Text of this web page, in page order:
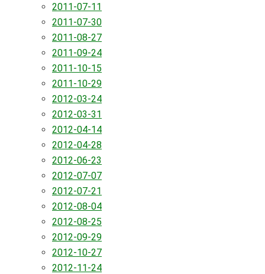
2011-07-11
2011-07-30
2011-08-27
2011-09-24
2011-10-15
2011-10-29
2012-03-24
2012-03-31
2012-04-14
2012-04-28
2012-06-23
2012-07-07
2012-07-21
2012-08-04
2012-08-25
2012-09-29
2012-10-27
2012-11-24